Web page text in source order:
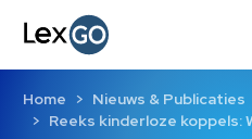
Home
Nieuws & Publicaties
Reeks kinderloze koppels: